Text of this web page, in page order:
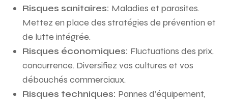
Risques sanitaires: Maladies et parasites.
Mettez en place des stratégies de prévention et
de lutte intégrée.
Risques économiques: Fluctuations des prix,
concurrence. Diversifiez vos cultures et vos
débouchés commerciaux.
Risques techniques: Pannes d’équipement,